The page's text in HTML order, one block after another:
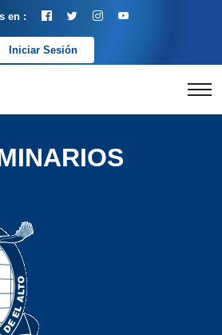
en :
Iniciar Sesión